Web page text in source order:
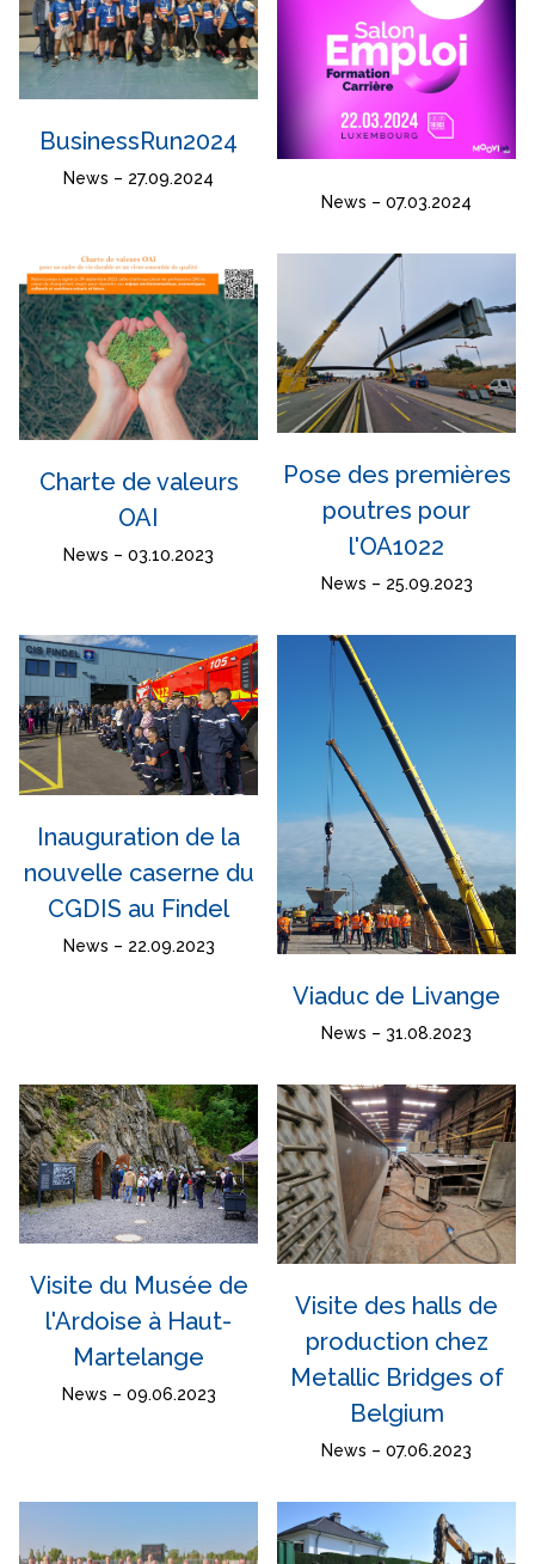
BusinessRun2024
News – 27.09.2024
News – 07.03.2024
Charte de valeurs
OAI
News – 03.10.2023
Pose des premières
poutres pour
l'OA1022
News – 25.09.2023
Inauguration de la
nouvelle caserne du
CGDIS au Findel
News – 22.09.2023
Viaduc de Livange
News – 31.08.2023
Visite du Musée de
l'Ardoise à Haut-
Martelange
News – 09.06.2023
Visite des halls de
production chez
Metallic Bridges of
Belgium
News – 07.06.2023